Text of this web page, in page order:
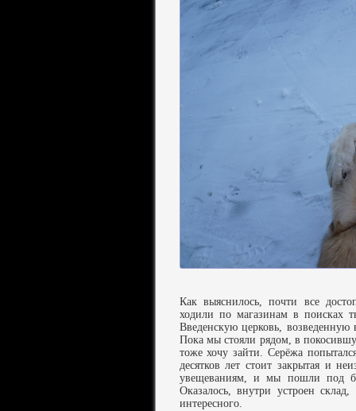
Как выяснилось, почти все
ходили по магазинам в поисках
Введенскую церковь,
Пока мы стояли рядом, в
тоже хочу зайти. Серёжа
десятков лет стоит закрытая и
увещеваниям, и мы пошли под
Оказалось, внутри устроен
интересного.